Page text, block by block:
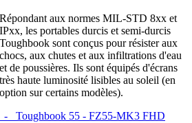
Répondant aux normes MIL-STD 8xx et
IPxx, les portables durcis et semi-durcis
Toughbook sont conçus pour résister aux
chocs, aux chutes et aux infiltrations d'eau
et de poussières. Ils sont équipés d'écrans
très haute luminosité lisibles au soleil (en
option sur certains modèles).
Toughbook 55 - FZ55-MK3 FHD